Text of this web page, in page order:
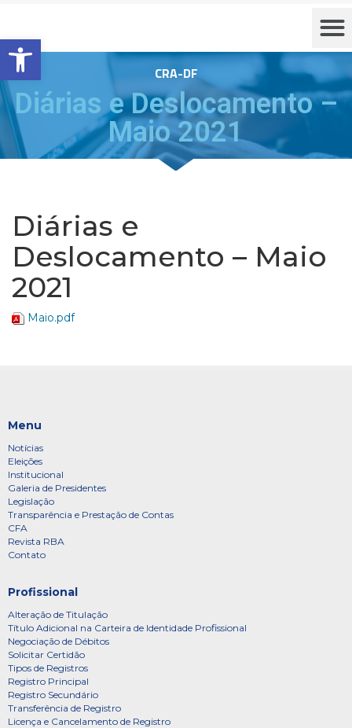
Barra de Ferramentas Aberta
CRA-DF
Diárias e Deslocamento –
Maio 2021
Diárias e
Deslocamento – Maio
2021
Maio.pdf
Menu
Notícias
Eleições
Institucional
Galeria de Presidentes
Legislação
Transparência e Prestação de Contas
CFA
Revista RBA
Contato
Profissional
Alteração de Titulação
Título Adicional na Carteira de Identidade Profissional
Negociação de Débitos
Solicitar Certidão
Tipos de Registros
Registro Principal
Registro Secundário
Transferência de Registro
Licença e Cancelamento de Registro